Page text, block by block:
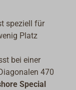
speziell für
Platz
bei einer
470
Special